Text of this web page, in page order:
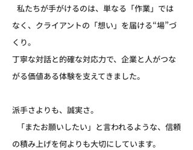
私たちが手がけるのは、単なる「作業」では
なく、クライアントの「想い」を届ける“場”づ
くり。
丁寧な対話と的確な対応力で、企業と人がつな
がる価値ある体験を支えてきました。
派手さよりも、誠実さ。
「またお願いしたい」と言われるような、信頼
の積み上げを何よりも大切にしています。